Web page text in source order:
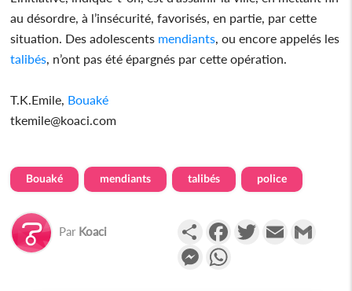
au désordre, à l’insécurité, favorisés, en partie, par cette
situation. Des adolescents mendiants, ou encore appelés les
talibés, n’ont pas été épargnés par cette opération.
T.K.Emile, Bouaké
tkemile@koaci.com
Bouaké mendiants talibés police
Par Koaci PartagerFacebookTwitterEmail
Messenger